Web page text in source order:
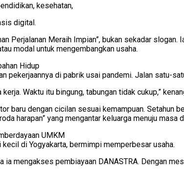
kesehatan,
digital.
Perjalanan Meraih Impian”, bukan sekadar
modal untuk mengembangkan usaha.
Hidup
pekerjaannya di pabrik usai pandemi. Jalan satu-
Waktu itu bingung, tabungan tidak cukup,”
baru dengan cicilan sesuai kemampuan. Setahun
harapan” yang mengantar keluarga menuju masa
UMKM
di Yogyakarta, bermimpi memperbesar usaha.
ia mengakses pembiayaan DANASTRA. Dengan